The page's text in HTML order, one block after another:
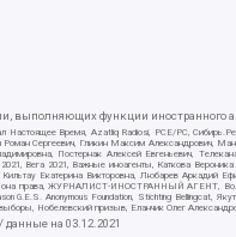
выполняющих функции иностранного
Настоящее Время, Azatliq Radiosi, PCE/PC,
Сергеевич, Гликин Максим Александрович,
Постернак Алексей Евгеньевич,
Вега 2021, Важные иноагенты, Каткова
Кильтау Екатерина Викторовна, Любарев
права, ЖУРНАЛИСТ-ИНОСТРАННЫЙ АГЕНТ,
Anonymous Foundation, Stichting Bellingcat,
Нобелевский призыв, Еланчик Олег
данные на 03.12.2021